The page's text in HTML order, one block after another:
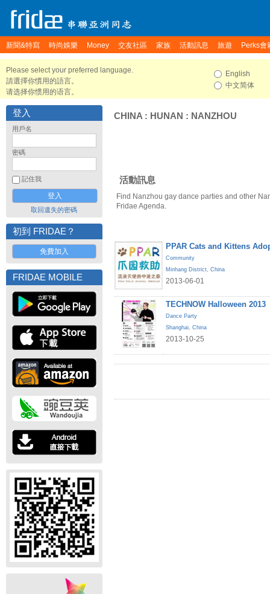
新聞&特寫 時尚娛樂 Money 交友社區 家族 活動訊息 旅遊 Perks會
Please select your preferred language.
請選擇你慣用的語言。
请选择你惯用的语言。
English
中文简体
登入
用戶名
密碼
記住我
取回遺失的密碼
初到 FRIDAE？
免費加入
FRIDAE MOBILE
CHINA : HUNAN : NANZHOU
活動訊息
Find Nanzhou gay dance parties and other
Fridae Agenda.
PPAR Cats and Kittens
Community
Minhang District, China
2013-06-01
TECHNOW Halloween 2013
Dance Party
Shanghai, China
2013-10-25